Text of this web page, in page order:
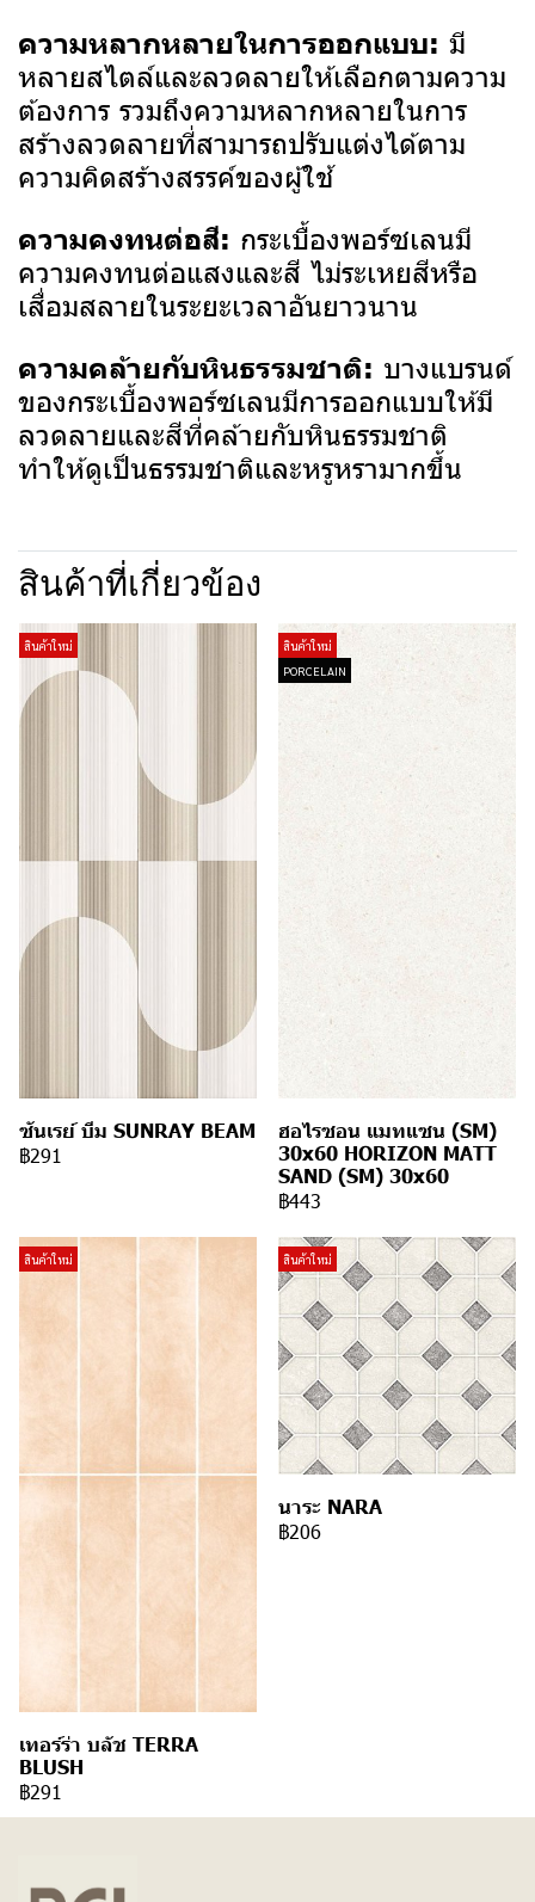
ความหลากหลายในการออกแบบ: มี
หลายสไตล์และลวดลายให้เลือกตามความ
ต้องการ รวมถึงความหลากหลายในการ
สร้างลวดลายที่สามารถปรับแต่งได้ตาม
ความคิดสร้างสรรค์ของผู้ใช้
ความคงทนต่อสี: กระเบื้องพอร์ซเลนมี
ความคงทนต่อแสงและสี ไม่ระเหยสีหรือ
เสื่อมสลายในระยะเวลาอันยาวนาน
ความคล้ายกับหินธรรมชาติ: บางแบรนด์
ของกระเบื้องพอร์ซเลนมีการออกแบบให้มี
ลวดลายและสีที่คล้ายกับหินธรรมชาติ
ทำให้ดูเป็นธรรมชาติและหรูหรามากขึ้น
สินค้าที่เกี่ยวข้อง
สินค้าใหม่
ซันเรย์ บีม SUNRAY BEAM
฿291
สินค้าใหม่
PORCELAIN
ฮอไรซอน แมทแซน (SM)
30x60 HORIZON MATT
SAND (SM) 30x60
฿443
สินค้าใหม่
เทอร์ร่า บลัช TERRA
BLUSH
฿291
สินค้าใหม่
นาระ NARA
฿206